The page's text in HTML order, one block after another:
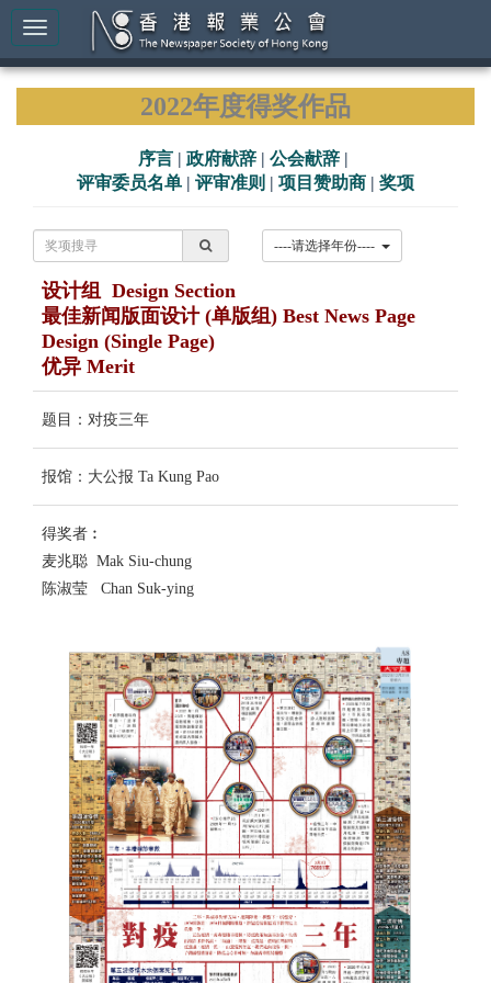
2022年度得奖作品
序言 | 政府献辞 | 公会献辞 |
评审委员名单 | 评审准则 | 项目赞助商 | 奖项
设计组 Design Section
最佳新闻版面设计 (单版组) Best News Page
Design (Single Page)
优异 Merit
题目：对疫三年
报馆：大公报 Ta Kung Pao
得奖者︰
麦兆聪 Mak Siu-chung
陈淑莹 Chan Suk-ying